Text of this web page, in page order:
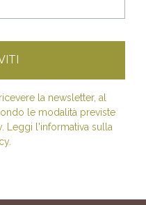
la newsletter, al
le modalità previste
Leggi l'informativa sulla